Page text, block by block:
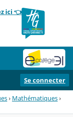
ici 👈
Se connecter
› Mathématiques›